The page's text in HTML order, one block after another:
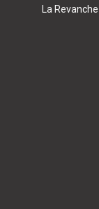
La